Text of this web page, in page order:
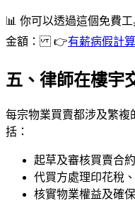
📊 你可以透過這個免費
金額： 👉有薪病假計
五、律師在樓宇
每宗物業買賣都涉及繁複
括：
起草及審核買賣
代買方處理印花稅
核實物業權益及確